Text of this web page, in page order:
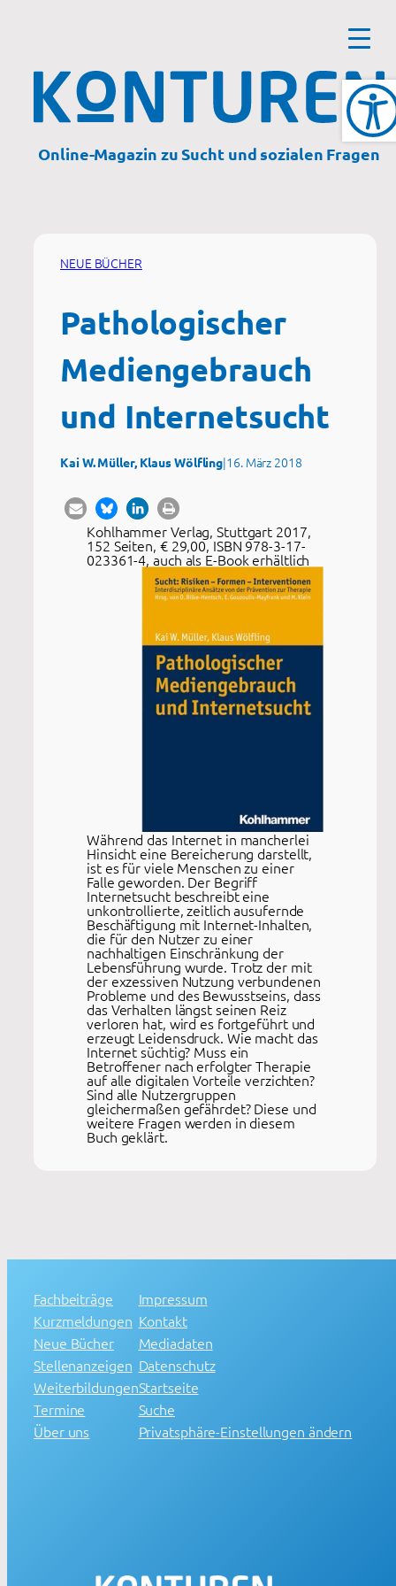
Online-Magazin zu Sucht und sozialen Fragen
NEUE BÜCHER
Pathologischer
Mediengebrauch
und Internetsucht
Kai W. Müller, Klaus Wölfling|16. März 2018
Kohlhammer Verlag, Stuttgart 2017,
152 Seiten, € 29,00, ISBN 978-3-17-
023361-4, auch als E-Book erhältlich
Während das Internet in mancherlei
Hinsicht eine Bereicherung darstellt,
ist es für viele Menschen zu einer
Falle geworden. Der Begriff
Internetsucht beschreibt eine
unkontrollierte, zeitlich ausufernde
Beschäftigung mit Internet-Inhalten,
die für den Nutzer zu einer
nachhaltigen Einschränkung der
Lebensführung wurde. Trotz der mit
der exzessiven Nutzung verbundenen
Probleme und des Bewusstseins, dass
das Verhalten längst seinen Reiz
verloren hat, wird es fortgeführt und
erzeugt Leidensdruck. Wie macht das
Internet süchtig? Muss ein
Betroffener nach erfolgter Therapie
auf alle digitalen Vorteile verzichten?
Sind alle Nutzergruppen
gleichermaßen gefährdet? Diese und
weitere Fragen werden in diesem
Buch geklärt.
Fachbeiträge
Kurzmeldungen
Neue Bücher
Stellenanzeigen
Weiterbildungen
Termine
Über uns
Impressum
Kontakt
Mediadaten
Datenschutz
Startseite
Suche
Privatsphäre-Einstellungen ändern